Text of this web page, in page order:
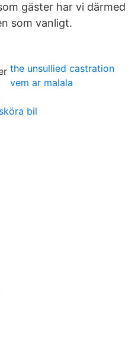
gäster har vi därmed
som vanligt.
the unsullied castration
vem ar malala
bil